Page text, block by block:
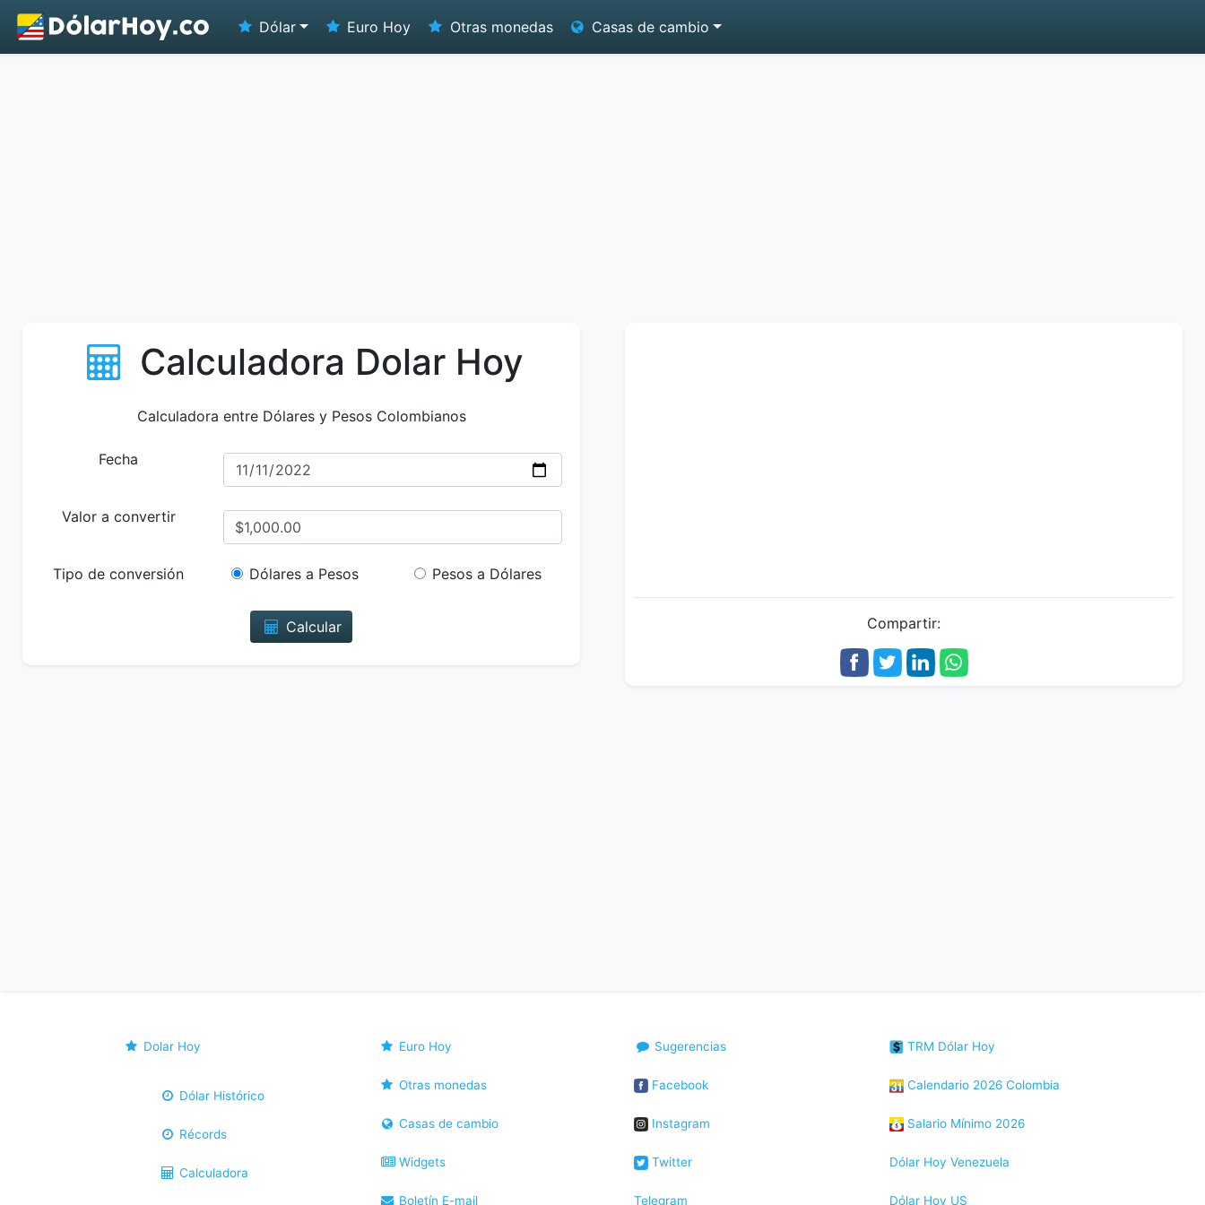
Dólar Euro Hoy Otras monedas Casas de cambio
Calculadora Dolar Hoy
Calculadora entre Dólares y Pesos Colombianos
Fecha
Valor a convertir
Tipo de conversión Dólares a Pesos Pesos a Dólares
Calcular Compartir:
Dolar Hoy
Dólar Histórico
Récords
Calculadora
Euro Hoy
Otras monedas
Casas de cambio
Widgets
Boletín E-mail
Sugerencias
Facebook
Instagram
Twitter
Telegram
TRM Dólar Hoy
Calendario 2026 Colombia
Salario Mínimo 2026
Dólar Hoy Venezuela
Dólar Hoy US